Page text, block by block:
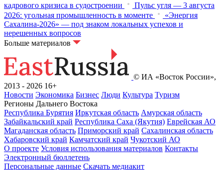
кадрового кризиса в судостроении
Пульс угля — 3 августа
2026: угольная промышленность в моменте
«Энергия
Сахалина-2026» — под знаком локальных успехов и
нерешенных вопросов
Больше материалов
© ИА «Восток России»,
2013 - 2026 16+
Новости Экономика Бизнес Люди Культура Туризм
Регионы Дальнего Востока
Республика Бурятия Иркутская область Амурская область
Забайкальский край Республика Саха (Якутия) Еврейская АО
Магаданская область Приморский край Сахалинская область
Хабаровский край Камчатский край Чукотский АО
О проекте Условия использования материалов Контакты
Электронный бюллетень
Персональные данные Скачать медиакит